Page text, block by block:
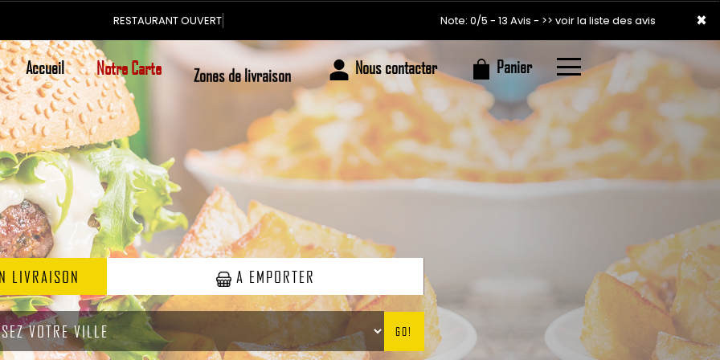
×
Vo Note: 0/5 - 13 Avis - >> voir la liste des avis
Accueil Notre Carte Zones de livraison Nous contacter Panier
×
LIVRAISON A EMPORTER
GO!